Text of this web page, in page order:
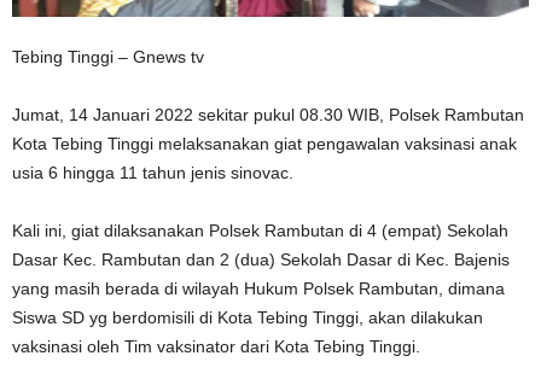
Tebing Tinggi – Gnews tv
Jumat, 14 Januari 2022 sekitar pukul 08.30 WIB, Polsek Rambutan
Kota Tebing Tinggi melaksanakan giat pengawalan vaksinasi anak
usia 6 hingga 11 tahun jenis sinovac.
Kali ini, giat dilaksanakan Polsek Rambutan di 4 (empat) Sekolah
Dasar Kec. Rambutan dan 2 (dua) Sekolah Dasar di Kec. Bajenis
yang masih berada di wilayah Hukum Polsek Rambutan, dimana
Siswa SD yg berdomisili di Kota Tebing Tinggi, akan dilakukan
vaksinasi oleh Tim vaksinator dari Kota Tebing Tinggi.